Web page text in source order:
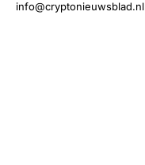
info@cryptonieuwsblad.nl